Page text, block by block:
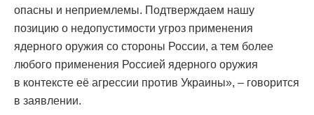
опасны и неприемлемы. Подтверждаем нашу
позицию о недопустимости угроз применения
ядерного оружия со стороны России, а тем более
любого применения Россией ядерного оружия
в контексте её агрессии против Украины», – говорится
в заявлении.